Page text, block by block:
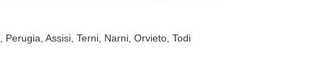
, Perugia , Assisi , Terni , Narni , Orvieto , Todi